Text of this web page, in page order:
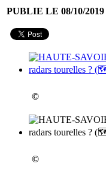
PUBLIE LE 08/10/2019
©
©